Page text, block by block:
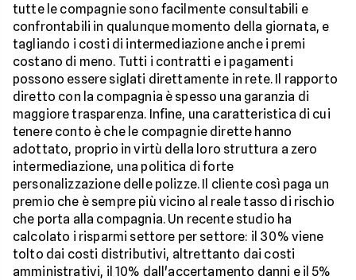
tutte le compagnie sono facilmente consultabili e
confrontabili in qualunque momento della giornata, e
tagliando i costi di intermediazione anche i premi
costano di meno. Tutti i contratti e i pagamenti
possono essere siglati direttamente in rete. Il rapporto
diretto con la compagnia è spesso una garanzia di
maggiore trasparenza. Infine, una caratteristica di cui
tenere conto è che le compagnie dirette hanno
adottato, proprio in virtù della loro struttura a zero
intermediazione, una politica di forte
personalizzazione delle polizze. Il cliente così paga un
premio che è sempre più vicino al reale tasso di rischio
che porta alla compagnia. Un recente studio ha
calcolato i risparmi settore per settore: il 30% viene
tolto dai costi distributivi, altrettanto dai costi
amministrativi, il 10% dall'accertamento danni e il 5%